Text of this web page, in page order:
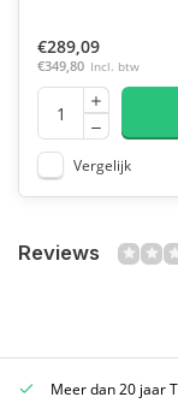
€289,09
€349,80 Incl. btw
Vergelijk
Reviews
Meer dan 20 jaar